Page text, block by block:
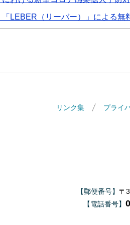
「LEBER（リーバー）」による無
リンク集 プライ
【郵便番号】 〒
【電話番号】